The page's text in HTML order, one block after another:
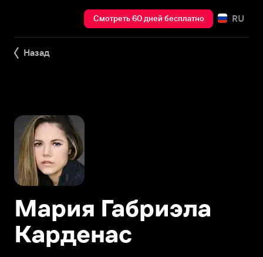
Смотреть 60 дней бесплатно RU
Назад
Мария Габриэла
Карденас